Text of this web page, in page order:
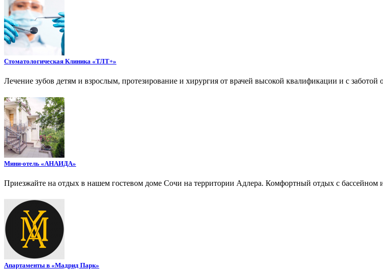
Стоматологическая Клиника «ТЛТ+»
Лечение зубов детям и взрослым, протезирование и хирургия от врачей высокой квалификации и с заботой
Мини-отель «АНАИДА»
Приезжайте на отдых в нашем гостевом доме Сочи на территории Адлера. Комфортный отдых с бассейном
Апартаменты в «Мадрид Парк»